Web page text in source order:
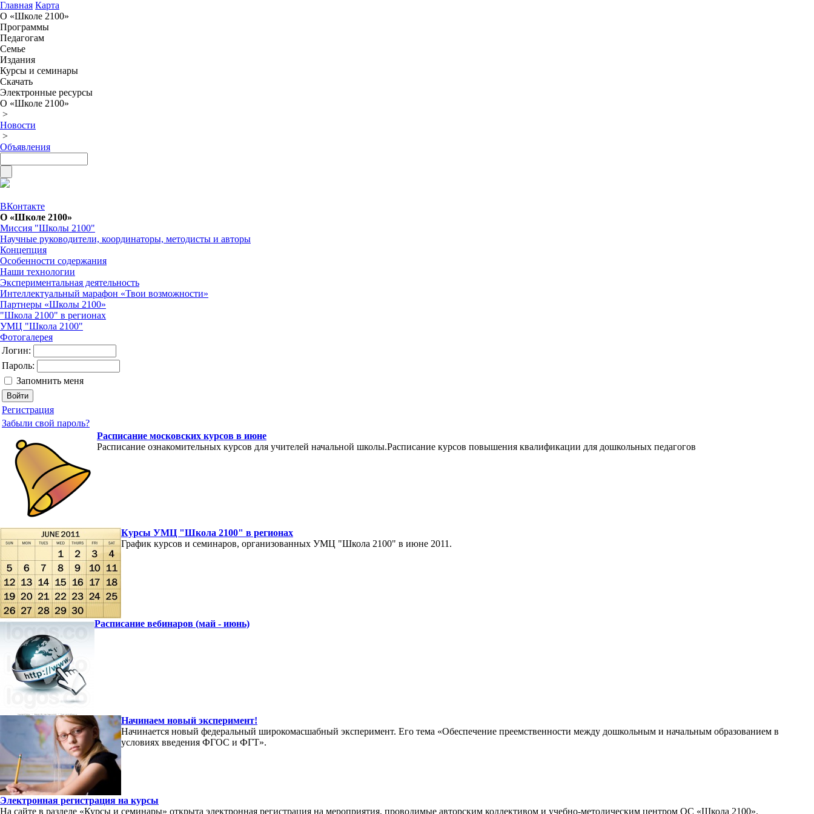
Главная Карта
О «Школе 2100»
Программы
Педагогам
Семье
Издания
Курсы и семинары
Скачать
Электронные ресурсы
О «Школе 2100»
>
Новости
>
Объявления
ВКонтакте
О «Школе 2100»
Миссия "Школы 2100"
Научные руководители, координаторы, методисты и авторы
Концепция
Особенности содержания
Наши технологии
Экспериментальная деятельность
Интеллектуальный марафон «Твои возможности»
Партнеры «Школы 2100»
"Школа 2100" в регионах
УМЦ "Школа 2100"
Фотогалерея
Логин:
Пароль:
Запомнить меня
Регистрация
Забыли свой пароль?
Расписание московских курсов в июне
Расписание ознакомительных курсов для учителей начальной школы.Расписание курсов повышения квалификации для дошкольных педагогов
Курсы УМЦ "Школа 2100" в регионах
График курсов и семинаров, организованных УМЦ "Школа 2100" в июне 2011.
Расписание вебинаров (май - июнь)
Начинаем новый эксперимент!
Начинается новый федеральный широкомасшабный эксперимент. Его тема «Обеспечение преемственности между дошкольным и начальным образованием в
условиях введения ФГОС и ФГТ».
Электронная регистрация на курсы
На сайте в разделе «Курсы и семинары» открыта электронная регистрация на мероприятия, проводимые авторским коллективом и учебно-методическим центром ОС «Школа 2100».